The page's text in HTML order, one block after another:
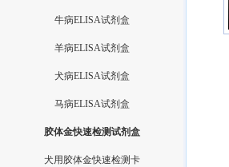
牛病ELISA试剂盒
羊病ELISA试剂盒
犬病ELISA试剂盒
马病ELISA试剂盒
胶体金快速检测试剂盒
犬用胶体金快速检测卡